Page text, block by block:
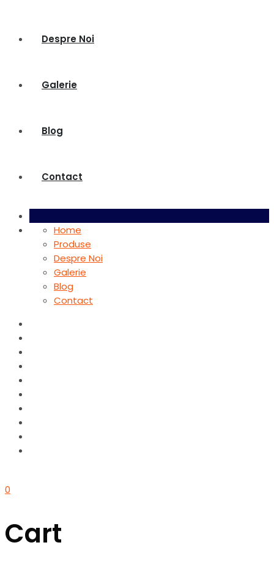
Despre Noi
Galerie
Blog
Contact
Home
Produse
Despre Noi
Galerie
Blog
Contact
0
Cart